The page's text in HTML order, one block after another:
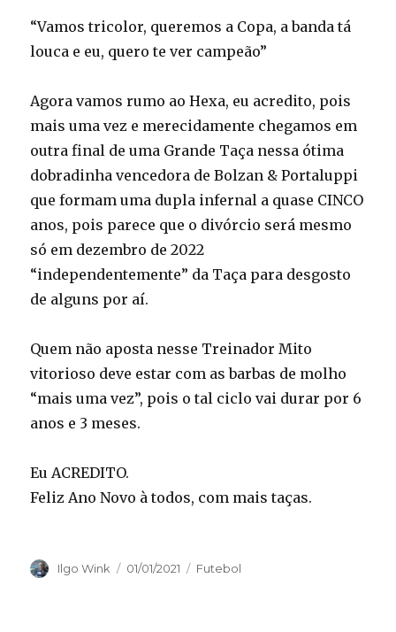
“Vamos tricolor, queremos a Copa, a banda tá
louca e eu, quero te ver campeão”
Agora vamos rumo ao Hexa, eu acredito, pois
mais uma vez e merecidamente chegamos em
outra final de uma Grande Taça nessa ótima
dobradinha vencedora de Bolzan & Portaluppi
que formam uma dupla infernal a quase CINCO
anos, pois parece que o divórcio será mesmo
só em dezembro de 2022
“independentemente” da Taça para desgosto
de alguns por aí.
Quem não aposta nesse Treinador Mito
vitorioso deve estar com as barbas de molho
“mais uma vez”, pois o tal ciclo vai durar por 6
anos e 3 meses.
Eu ACREDITO.
Feliz Ano Novo à todos, com mais taças.
Autor
Ilgo Wink
Publicado
01/01/2021 Categorias
Futebol